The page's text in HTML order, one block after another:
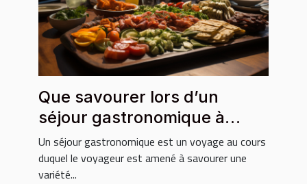
Que savourer lors d’un
séjour gastronomique à
Phuket ?
Un séjour gastronomique est un voyage au cours
duquel le voyageur est amené à savourer une
variété...